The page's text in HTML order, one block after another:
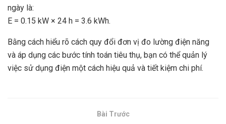
ngày là:
E = 0.15 kW × 24 h = 3.6 kWh.
Bằng cách hiểu rõ cách quy đổi đơn vị đo lường điện năng
và áp dụng các bước tính toán tiêu thụ, bạn có thể quản lý
việc sử dụng điện một cách hiệu quả và tiết kiệm chi phí.
Bài Trước